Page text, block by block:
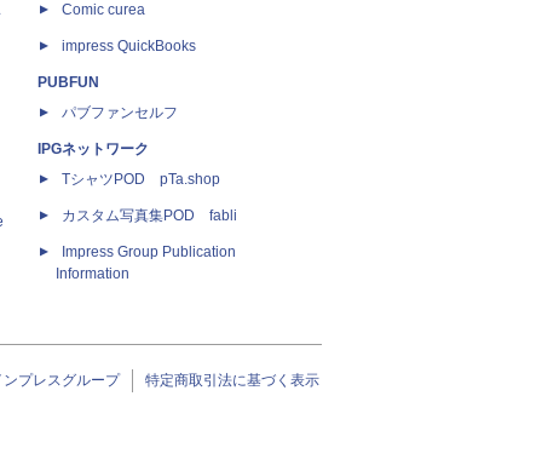
Comic curea
impress QuickBooks
PUBFUN
パブファンセルフ
IPGネットワーク
TシャツPOD pTa.shop
カスタム写真集POD fabli
Impress Group Publication
Information
ンプレスグループ 特定商取引法に基づく表示